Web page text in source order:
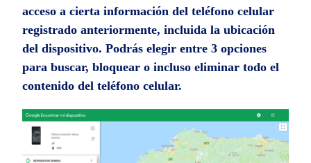
acceso a cierta información del teléfono celular
registrado anteriormente, incluida la ubicación
del dispositivo. Podrás elegir entre 3 opciones
para buscar, bloquear o incluso eliminar todo el
contenido del teléfono celular.